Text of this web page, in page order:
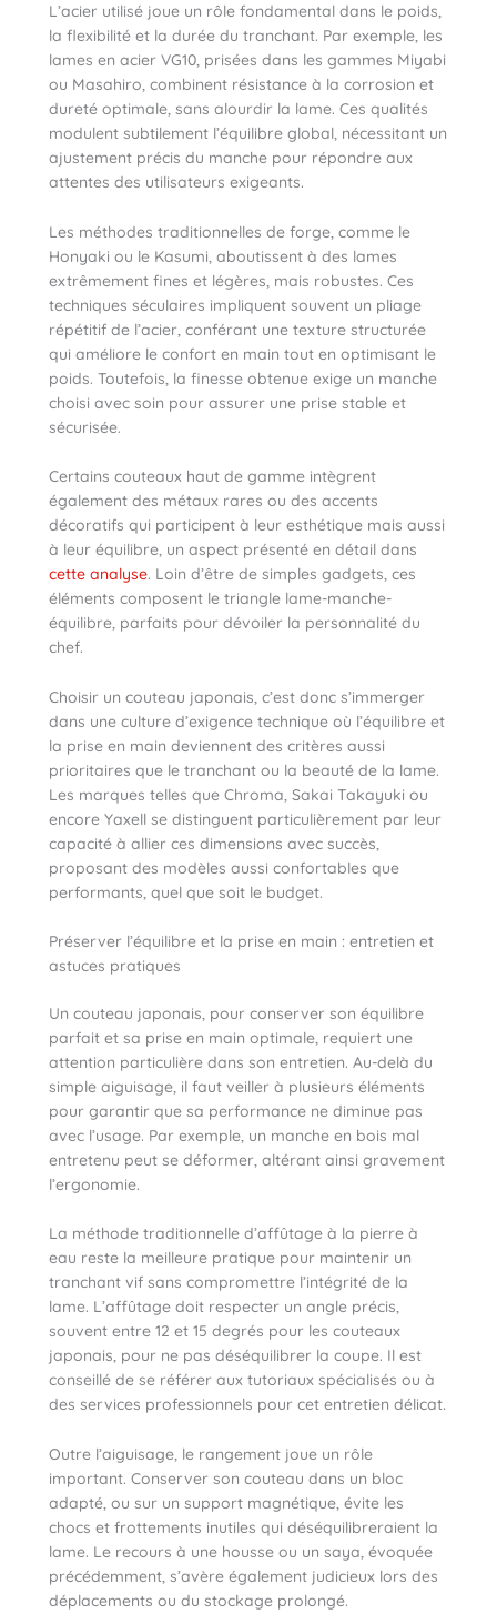
L’acier utilisé joue un rôle fondamental dans le poids,
la flexibilité et la durée du tranchant. Par exemple, les
lames en acier VG10, prisées dans les gammes Miyabi
ou Masahiro, combinent résistance à la corrosion et
dureté optimale, sans alourdir la lame. Ces qualités
modulent subtilement l’équilibre global, nécessitant un
ajustement précis du manche pour répondre aux
attentes des utilisateurs exigeants.
Les méthodes traditionnelles de forge, comme le
Honyaki ou le Kasumi, aboutissent à des lames
extrêmement fines et légères, mais robustes. Ces
techniques séculaires impliquent souvent un pliage
répétitif de l’acier, conférant une texture structurée
qui améliore le confort en main tout en optimisant le
poids. Toutefois, la finesse obtenue exige un manche
choisi avec soin pour assurer une prise stable et
sécurisée.
Certains couteaux haut de gamme intègrent
également des métaux rares ou des accents
décoratifs qui participent à leur esthétique mais aussi
à leur équilibre, un aspect présenté en détail dans
cette analyse. Loin d’être de simples gadgets, ces
éléments composent le triangle lame-manche-
équilibre, parfaits pour dévoiler la personnalité du
chef.
Choisir un couteau japonais, c’est donc s’immerger
dans une culture d’exigence technique où l’équilibre et
la prise en main deviennent des critères aussi
prioritaires que le tranchant ou la beauté de la lame.
Les marques telles que Chroma, Sakai Takayuki ou
encore Yaxell se distinguent particulièrement par leur
capacité à allier ces dimensions avec succès,
proposant des modèles aussi confortables que
performants, quel que soit le budget.
Préserver l’équilibre et la prise en main : entretien et
astuces pratiques
Un couteau japonais, pour conserver son équilibre
parfait et sa prise en main optimale, requiert une
attention particulière dans son entretien. Au-delà du
simple aiguisage, il faut veiller à plusieurs éléments
pour garantir que sa performance ne diminue pas
avec l’usage. Par exemple, un manche en bois mal
entretenu peut se déformer, altérant ainsi gravement
l’ergonomie.
La méthode traditionnelle d’affûtage à la pierre à
eau reste la meilleure pratique pour maintenir un
tranchant vif sans compromettre l’intégrité de la
lame. L’affûtage doit respecter un angle précis,
souvent entre 12 et 15 degrés pour les couteaux
japonais, pour ne pas déséquilibrer la coupe. Il est
conseillé de se référer aux tutoriaux spécialisés ou à
des services professionnels pour cet entretien délicat.
Outre l’aiguisage, le rangement joue un rôle
important. Conserver son couteau dans un bloc
adapté, ou sur un support magnétique, évite les
chocs et frottements inutiles qui déséquilibreraient la
lame. Le recours à une housse ou un saya, évoquée
précédemment, s’avère également judicieux lors des
déplacements ou du stockage prolongé.